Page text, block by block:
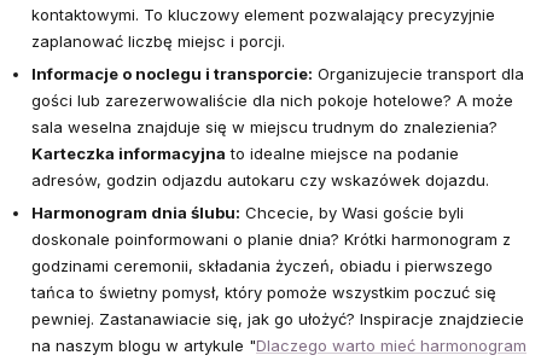
kontaktowymi. To kluczowy element pozwalający precyzyjnie
zaplanować liczbę miejsc i porcji.
Informacje o noclegu i transporcie: Organizujecie transport dla
gości lub zarezerwowaliście dla nich pokoje hotelowe? A może
sala weselna znajduje się w miejscu trudnym do znalezienia?
Karteczka informacyjna to idealne miejsce na podanie
adresów, godzin odjazdu autokaru czy wskazówek dojazdu.
Harmonogram dnia ślubu: Chcecie, by Wasi goście byli
doskonale poinformowani o planie dnia? Krótki harmonogram z
godzinami ceremonii, składania życzeń, obiadu i pierwszego
tańca to świetny pomysł, który pomoże wszystkim poczuć się
pewniej. Zastanawiacie się, jak go ułożyć? Inspiracje znajdziecie
na naszym blogu w artykule "Dlaczego warto mieć harmonogram